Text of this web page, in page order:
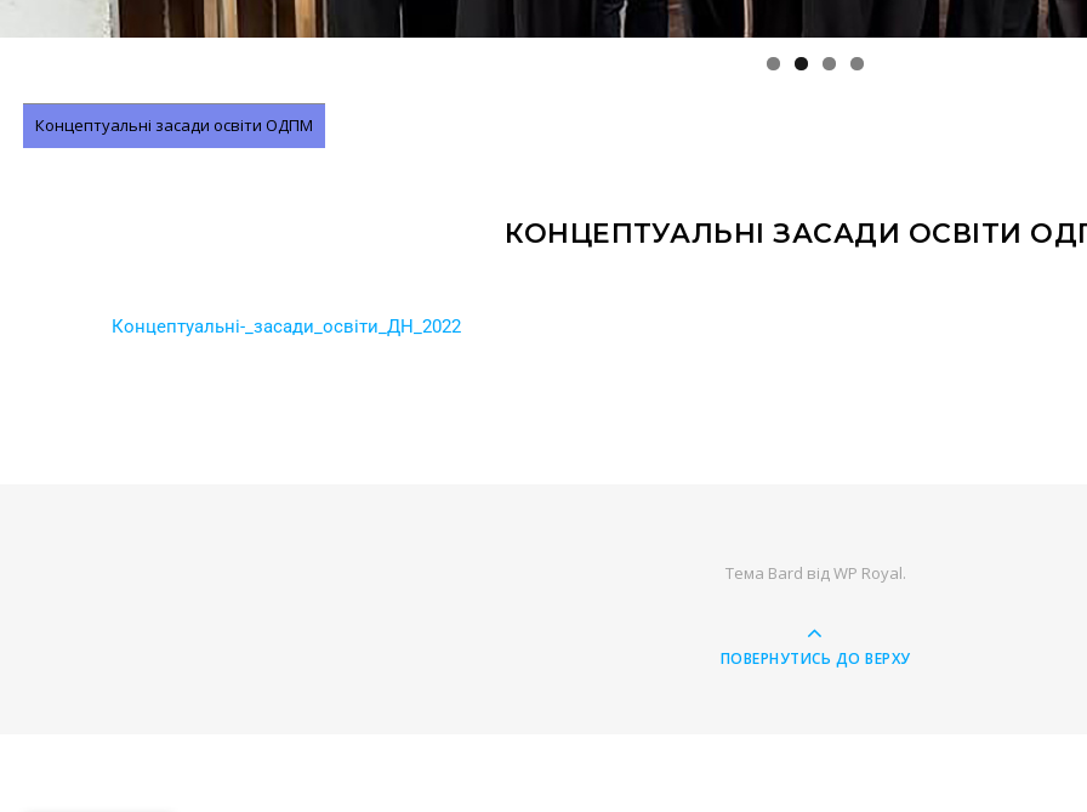
Концептуальні засади освіти ОДПМ
КОНЦЕПТУАЛЬНІ ЗАСАДИ ОСВІТИ
Концептуальні-_засади_освіти_ДН_2022
Тема Bard відWP Royal.
ПОВЕРНУТИСЬ ДО ВЕРХУ